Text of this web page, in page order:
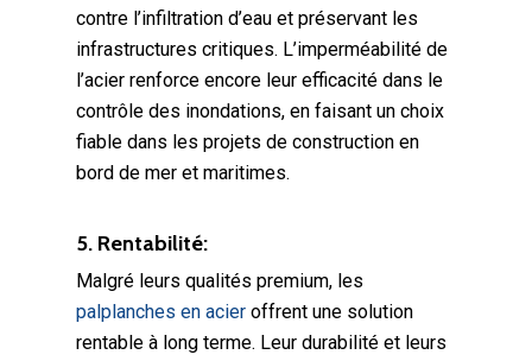
contre l’infiltration d’eau et préservant les
infrastructures critiques. L’imperméabilité de
l’acier renforce encore leur efficacité dans le
contrôle des inondations, en faisant un choix
fiable dans les projets de construction en
bord de mer et maritimes.
5. Rentabilité:
Malgré leurs qualités premium, les
palplanches en acier offrent une solution
rentable à long terme. Leur durabilité et leurs